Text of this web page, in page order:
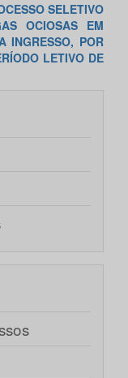
SELETIVO
OCIOSAS EM
INGRESSO, POR
LETIVO DE